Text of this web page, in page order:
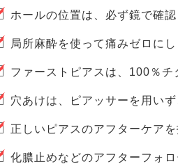
ホールの位置は、必ず鏡で確認
局所麻酔を使って痛みゼロにし
ファーストピアスは、100％チ
穴あけは、ピアッサーを用い
正しいピアスのアフターケアを
化膿止めなどのアフターフォロ